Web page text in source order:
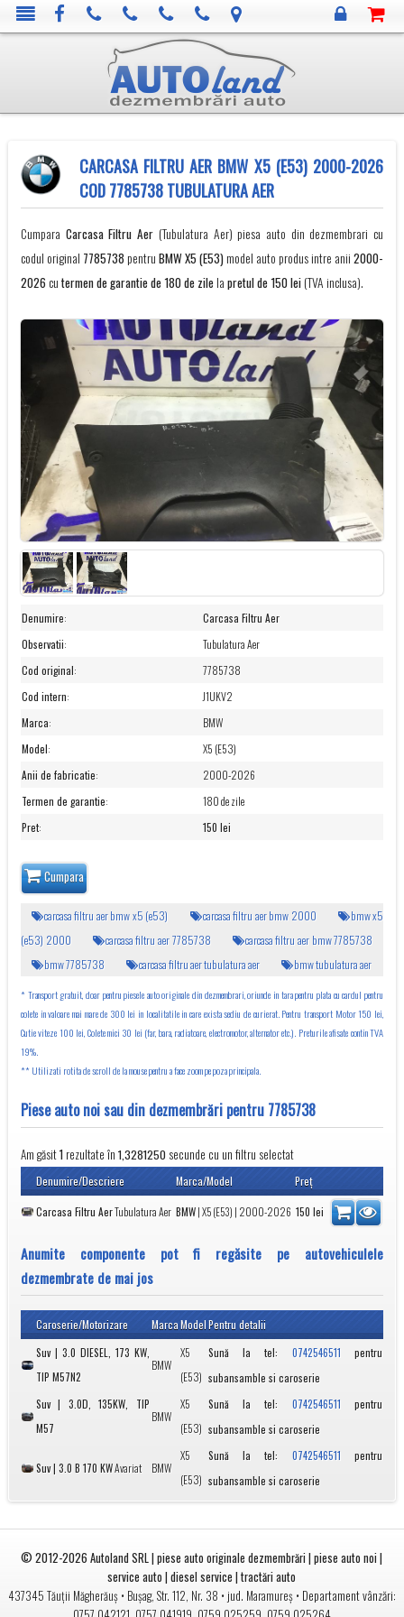
CARCASA FILTRU AER BMW X5 (E53) 2000-2026
COD 7785738 TUBULATURA AER
Cumpara Carcasa Filtru Aer (Tubulatura Aer) piesa auto din dezmembrari cu
codul original 7785738 pentru BMWX5 (E53) model auto produs intre anii2000-
2026 cutermen de garantie de 180 de zile la pretul de 150 lei(TVA inclusa).
Denumire:
Carcasa Filtru Aer
Observatii:
Tubulatura Aer
Cod original:
7785738
Cod intern:
J1UKV2
Marca:
BMW
Model:
X5 (E53)
Anii de fabricatie:
2000-2026
Termen de garantie:
180 de zile
Pret: 150 lei
Cumpara
carcasa filtru aer bmw x5 (e53) carcasa filtru aer bmw 2000
bmw x5
(e53) 2000
carcasa filtru aer 7785738
carcasa filtru aer bmw 7785738
bmw 7785738
carcasa filtru aer tubulatura aer bmw tubulatura aer
* Transport gratuit, doar pentru piesele auto originale din dezmembrari, oriunde in tara pentru plata cu cardul pentru
colete in valoare mai mare de 300 lei in localitatile in care exista sediu de curierat. Pentru transport Motor 150 lei,
Cutie viteze 100 lei, Colete mici 30 lei (far, bara, radiatoare, electromotor, alternator etc.). Preturile afisate contin TVA
19%.
** Utilizati rotita de scroll de la mouse pentru a face zoom pe poza principala.
Piese auto noi sau din dezmembrări pentru 7785738
Am găsit1 rezultate în 1,3281250 secunde cu un filtru selectat
Denumire/Descriere Marca/Model
Preţ
Carcasa Filtru AerTubulatura Aer BMW|X5 (E53) | 2000-2026 150 lei
Anumite componente pot fi regăsite pe autovehiculele
dezmembrate de mai jos
Caroserie/Motorizare MarcaModelPentru detalii
Suv | 3.0 DIESEL, 173 KW,
TIP M57N2
BMW
X5
(E53)
Sună la tel: 0742546511 pentru
subansamble si caroserie
Suv | 3.0D, 135KW, TIP
M57
BMW
X5
(E53)
Sună la tel: 0742546511 pentru
subansamble si caroserie
Suv | 3.0 B 170 KWAvariat BMW
X5
(E53)
Sună la tel: 0742546511 pentru
subansamble si caroserie
© 2012-2026Autoland SRL | piese auto originale dezmembrări | piese auto noi |
service auto | diesel service | tractări auto
437345 Tăuții Măgherăuș• Bușag, Str. 112, Nr. 38 • jud. Maramureș • Departament vânzări: